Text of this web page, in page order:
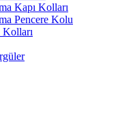
Kapı Kolları
Pencere Kolu